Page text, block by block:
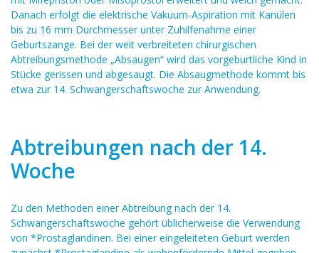
Danach erfolgt die elektrische Vakuum-Aspiration mit Kanülen
bis zu 16 mm Durchmesser unter Zuhilfenahme einer
Geburtszange. Bei der weit verbreiteten chirurgischen
Abtreibungsmethode „Absaugen“ wird das vorgeburtliche Kind in
Stücke gerissen und abgesaugt. Die Absaugmethode kommt bis
etwa zur 14. Schwangerschaftswoche zur Anwendung.
Abtreibungen nach der 14.
Woche
Zu den Methoden einer Abtreibung nach der 14.
Schwangerschaftswoche gehört üblicherweise die Verwendung
von *Prostaglandinen. Bei einer eingeleiteten Geburt werden